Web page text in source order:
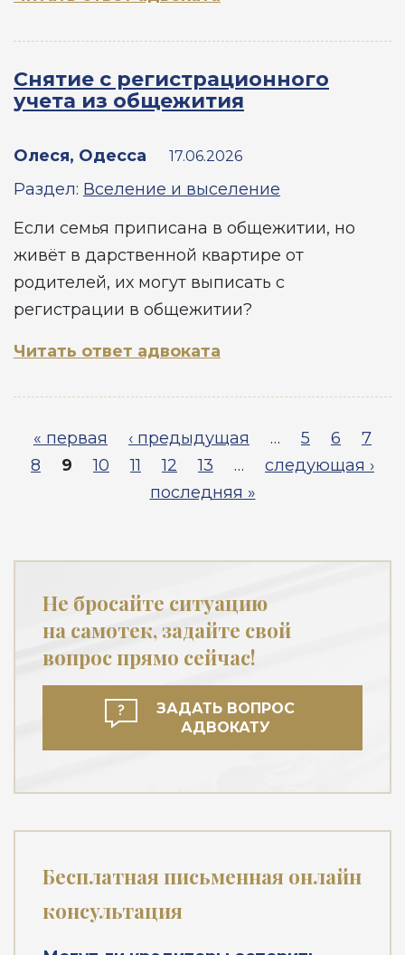
Снятие с регистрационного
учета из общежития
Олеся, Одесса 17.06.2026
Раздел: Вселение и выселение
Если семья приписана в общежитии, но
живёт в дарственной квартире от
родителей, их могут выписать с
регистрации в общежитии?
Читать ответ адвоката
Страницы
« первая ‹ предыдущая … 5 6
7
8
9 10 11 12 13 …
следующая ›
последняя »
Не бросайте ситуацию
на самотек, задайте свой
вопрос прямо сейчас!
ЗАДАТЬ ВОПРОС
АДВОКАТУ
Бесплатная письменная онлайн
консультация